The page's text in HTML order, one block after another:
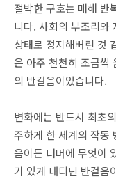
절박한 구호는 매해 반
니다. 사회의 부조리와
상태로 정지해버린 것
은 아주 천천히 조금씩
의 반걸음이었습니다.
변화에는 반드시 최초
주하게 한 세계의 작동
음이든 너머에 무엇이
기 있게 내디딘 반걸음